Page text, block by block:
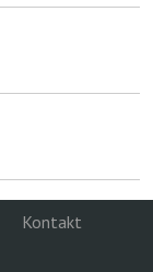
Kontakt